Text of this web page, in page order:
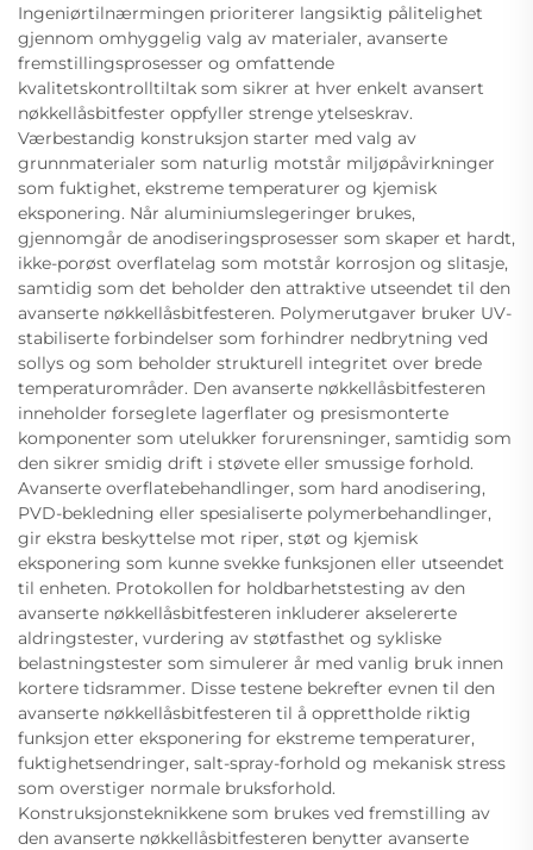
Ingeniørtilnærmingen prioriterer langsiktig pålitelighet
gjennom omhyggelig valg av materialer, avanserte
fremstillingsprosesser og omfattende
kvalitetskontrolltiltak som sikrer at hver enkelt avansert
nøkkellåsbitfester oppfyller strenge ytelseskrav.
Værbestandig konstruksjon starter med valg av
grunnmaterialer som naturlig motstår miljøpåvirkninger
som fuktighet, ekstreme temperaturer og kjemisk
eksponering. Når aluminiumslegeringer brukes,
gjennomgår de anodiseringsprosesser som skaper et hardt,
ikke-porøst overflatelag som motstår korrosjon og slitasje,
samtidig som det beholder den attraktive utseendet til den
avanserte nøkkellåsbitfesteren. Polymerutgaver bruker UV-
stabiliserte forbindelser som forhindrer nedbrytning ved
sollys og som beholder strukturell integritet over brede
temperaturområder. Den avanserte nøkkellåsbitfesteren
inneholder forseglete lagerflater og presismonterte
komponenter som utelukker forurensninger, samtidig som
den sikrer smidig drift i støvete eller smussige forhold.
Avanserte overflatebehandlinger, som hard anodisering,
PVD-bekledning eller spesialiserte polymerbehandlinger,
gir ekstra beskyttelse mot riper, støt og kjemisk
eksponering som kunne svekke funksjonen eller utseendet
til enheten. Protokollen for holdbarhetstesting av den
avanserte nøkkellåsbitfesteren inkluderer akselererte
aldringstester, vurdering av støtfasthet og sykliske
belastningstester som simulerer år med vanlig bruk innen
kortere tidsrammer. Disse testene bekrefter evnen til den
avanserte nøkkellåsbitfesteren til å opprettholde riktig
funksjon etter eksponering for ekstreme temperaturer,
fuktighetsendringer, salt-spray-forhold og mekanisk stress
som overstiger normale bruksforhold.
Konstruksjonsteknikkene som brukes ved fremstilling av
den avanserte nøkkellåsbitfesteren benytter avanserte